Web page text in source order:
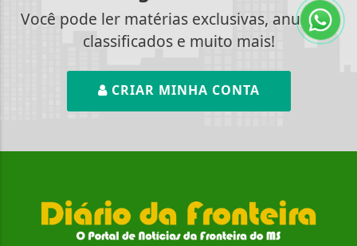
Você pode ler matérias exclusivas, anunciar
classificados e muito mais!
CRIAR MINHA CONTA